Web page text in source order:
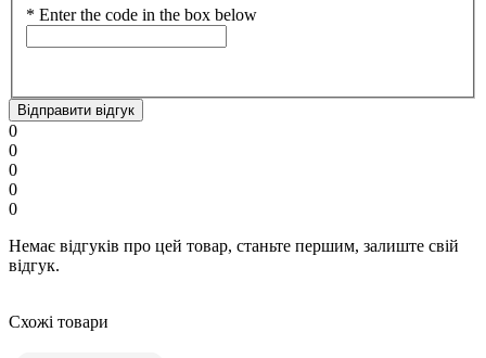
* Enter the code in the box below
Відправити відгук
0
0
0
0
0
Немає відгуків про цей товар, станьте першим, залиште свій
відгук.
Схожі товари